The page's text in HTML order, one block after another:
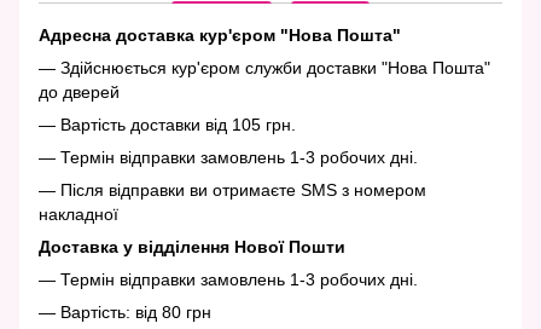
Адресна доставка кур'єром "Нова Пошта"
— Здійснюється кур'єром служби доставки "Нова Пошта"
до дверей
— Вартість доставки від 105 грн.
— Термін відправки замовлень 1-3 робочих дні.
— Після відправки ви отримаєте SMS з номером
накладної
Доставка у відділення Нової Пошти
— Термін відправки замовлень 1-3 робочих дні.
— Вартість: від 80 грн